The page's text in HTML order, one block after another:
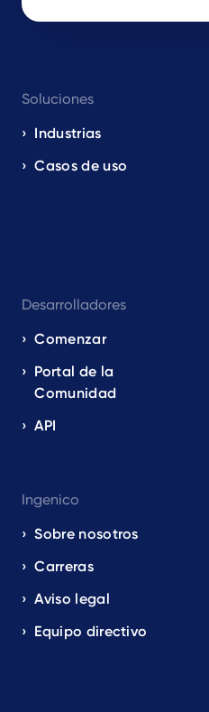
navigation
EN
Soluciones
Industrias
Casos de uso
Desarrolladores
Comenzar
Portal de la
Comunidad
API
Ingenico
Sobre nosotros
Carreras
Aviso legal
Equipo directivo